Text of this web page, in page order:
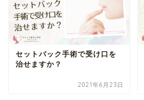
セットバック手術で受け口を
治せますか？
2021年6月23日